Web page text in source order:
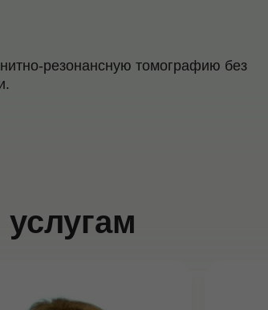
резонансную томографию без